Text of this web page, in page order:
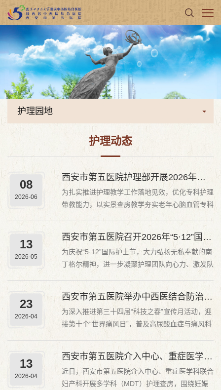
护理园地
护理动态
08
2026-06
西安市第五医院护理部开展2026年第二季度护理教学查房
为扎实推进护理教学工作落地见效，优化专科护理
带教能力，以实景查房教学夯实老年心脑血管专科
进行。本次教学查房由护理部副主任、内科系统大
护士长樊宇华主持，护理培训教学组专家、各科室
护士长及护...
13
2026-05
西安市第五医院召开2026年“5·12”国际护士节系列主题活动
为庆祝“5·12”国际护士节，大力弘扬无私奉献的南
丁格尔精神，进一步凝聚护理团队向心力、激发队
伍活力，西安市第五医院精心组织策划了多元化系
能、文化育人等多项举措，全方位关爱护理人员、
树立先进典型、彰显职业风采，持续助推医院护理
事业高质...
23
2026-04
西安市第五医院举办中西医结合防治高尿酸血症专题开放日活动
为深入推进第三十四届“科技之春”宣传月活动，迎
接第十个“世界痛风日”，普及高尿酸血症与痛风科
举办“护佑安康，全民健康素养提升行动——中西
医结合防治高尿酸血症专题开放日”活动。西安市
第五医...
13
2026-04
西安市第五医院介入中心、重症医学科联合妇产科开展 MDT 护理查房
近日，西安市第五医院介入中心、重症医学科联合
妇产科开展多学科（MDT）护理查房，围绕妊娠